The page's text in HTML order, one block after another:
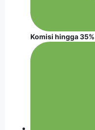
Komisi hingga 35%